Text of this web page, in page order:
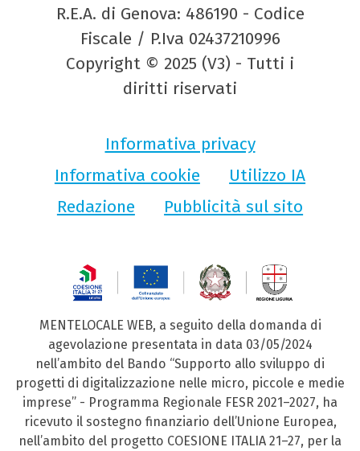
R.E.A. di Genova: 486190 - Codice
Fiscale / P.Iva 02437210996
Copyright © 2025 (V3) - Tutti i
diritti riservati
Informativa privacy
Informativa cookie
Utilizzo IA
Redazione
Pubblicità sul sito
MENTELOCALE WEB, a seguito della domanda di
agevolazione presentata in data 03/05/2024
nell’ambito del Bando “Supporto allo sviluppo di
progetti di digitalizzazione nelle micro, piccole e medie
imprese” - Programma Regionale FESR 2021–2027, ha
ricevuto il sostegno finanziario dell’Unione Europea,
nell’ambito del progetto COESIONE ITALIA 21–27, per la